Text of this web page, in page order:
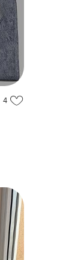
4